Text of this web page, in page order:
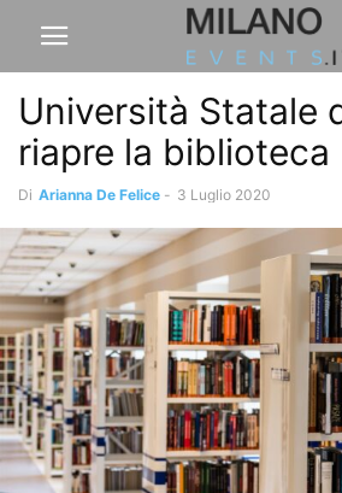
Università Statale
riapre la biblioteca
Di Arianna De Felice - 3 Luglio 2020